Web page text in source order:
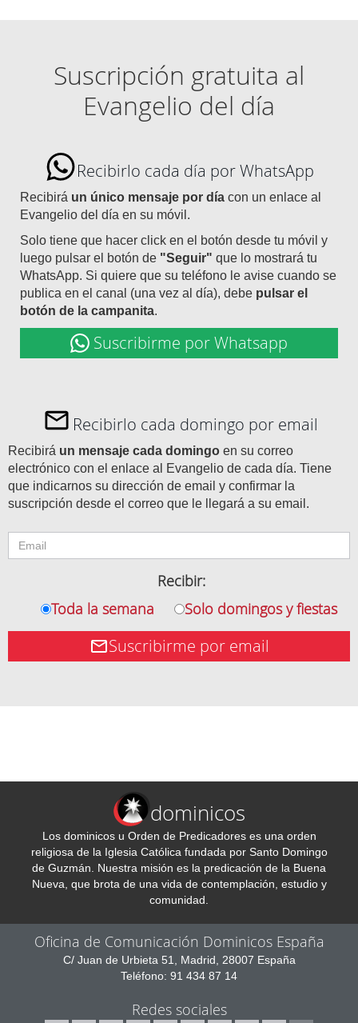
Suscripción gratuita al
Evangelio del día
Recibirlo cada día por WhatsApp
Recibirá un único mensaje por día con un enlace al
Evangelio del día en su móvil.
Solo tiene que hacer click en el botón desde tu móvil y
luego pulsar el botón de "Seguir" que lo mostrará tu
WhatsApp. Si quiere que su teléfono le avise cuando se
publica en el canal (una vez al día), debe pulsar el
botón de la campanita.
Suscribirme por Whatsapp
Recibirlo cada domingo por email
Recibirá un mensaje cada domingo en su correo
electrónico con el enlace al Evangelio de cada día. Tiene
que indicarnos su dirección de email y confirmar la
suscripción desde el correo que le llegará a su email.
Recibir:
Toda la semana
Solo domingos y fiestas
Suscribirme por email
dominicos
Los dominicos u Orden de Predicadores es una orden
religiosa de la Iglesia Católica fundada por Santo Domingo
de Guzmán. Nuestra misión es la predicación de la Buena
Nueva, que brota de una vida de contemplación, estudio y
comunidad.
Oficina de Comunicación Dominicos España
C/ Juan de Urbieta 51, Madrid, 28007 España
Teléfono: 91 434 87 14
Redes sociales